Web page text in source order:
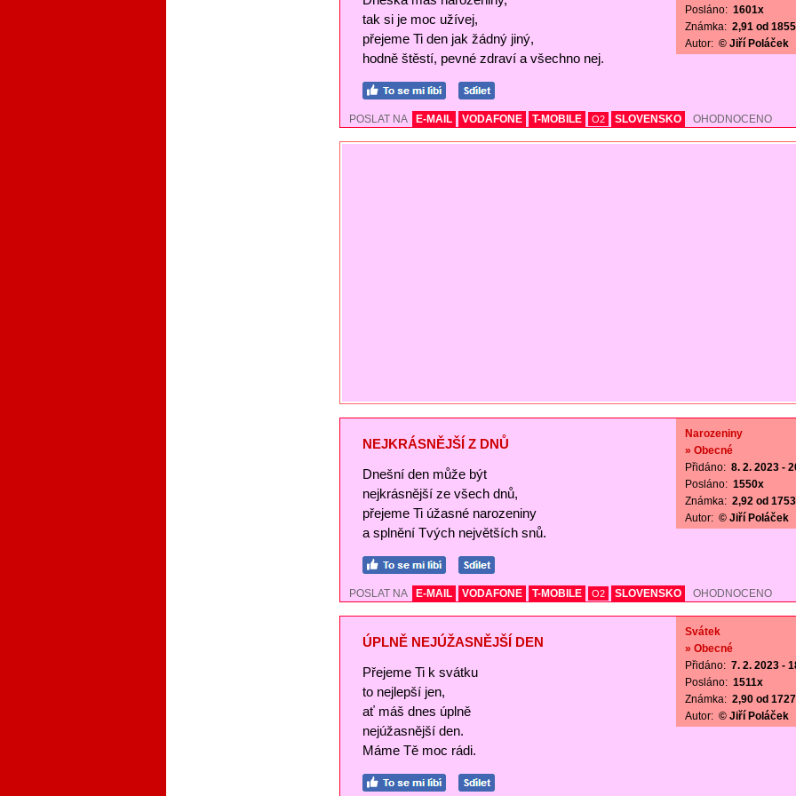
tak si je moc užívej,
přejeme Ti den jak žádný jiný,
hodně štěstí, pevné zdraví a všechno nej.
Posláno: 1601x
Známka: 2,91 od
Autor: © Jiří Poláček
POSLAT NA E-MAIL VODAFONE T-MOBILE O2 SLOVENSKO OHODNOCENO
NEJKRÁSNĚJŠÍ Z DNŮ
Dnešní den může být
nejkrásnější ze všech dnů,
přejeme Ti úžasné narozeniny
a splnění Tvých největších snů.
Narozeniny
» Obecné
Přidáno: 8. 2. 2023 -
Posláno: 1550x
Známka: 2,92 od
Autor: © Jiří Poláček
POSLAT NA E-MAIL VODAFONE T-MOBILE O2 SLOVENSKO OHODNOCENO
ÚPLNĚ NEJÚŽASNĚJŠÍ DEN
Přejeme Ti k svátku
to nejlepší jen,
ať máš dnes úplně
nejúžasnější den.
Máme Tě moc rádi.
Svátek
» Obecné
Přidáno: 7. 2. 2023 -
Posláno: 1511x
Známka: 2,90 od
Autor: © Jiří Poláček